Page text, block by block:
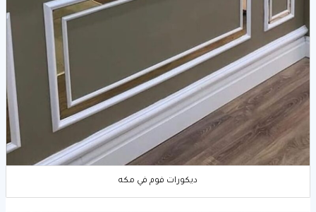
ديكورات فوم في مكه